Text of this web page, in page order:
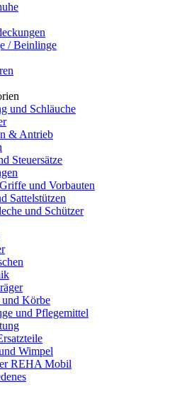
/ Beinlinge
und Schläuche
& Antrieb
Steuersätze
und Vorbauten
Sattelstützen
und Schützer
und Körbe
und Pflegemittel
Wimpel
REHA Mobil